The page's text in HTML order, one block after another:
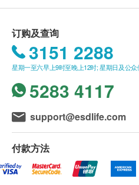
单核细胞
嗜酸性粒细胞
嗜碱性粒细胞
中性粒细胞
淋巴细胞
血涂片
泌尿情况
小便颜色
小便清浊度
检查心脏基本运作
470.0
全腹部超声波(肝、胆、脾、
HK$2,890.0
甲状腺超声波
HK$1,460.0
睪丸超声波
只适合男士
HK$1,570.0
天内发出验身报告。
除了个别计划由医生讲
注册护士在电话上讲解，
所有自选项目一经电话
更改。
附加项目检验者必须跟计
如有争议，健康网购
留最后决定权。
所有身体检查并非作为
提醒阁下，尽管检查结
订购及查询
3151 2288
星期一至六早上9时至晚上12时; 星期日及公众
5283 4117
support@esdlife.com
付款方法